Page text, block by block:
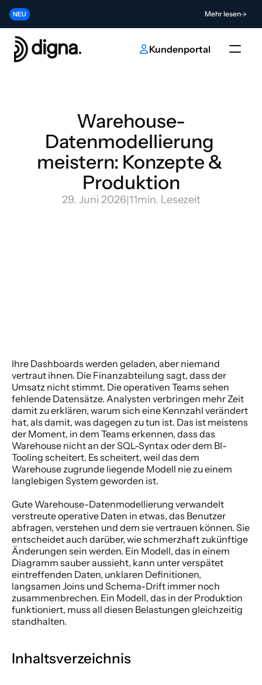
NEU Mehr lesen
Release 2026.06 - Data Observability direkt in Ihren Code bringen
NEUTragen Sie zur Zukunft der KI- und Dateninnovation bei
Kundenportal
Warehouse-
Datenmodellierung
meistern: Konzepte &
Produktion
29. Juni 2026|11min. Lesezeit
Ihre Dashboards werden geladen, aber niemand
vertraut ihnen. Die Finanzabteilung sagt, dass der
Umsatz nicht stimmt. Die operativen Teams sehen
fehlende Datensätze. Analysten verbringen mehr Zeit
damit zu erklären, warum sich eine Kennzahl verändert
hat, als damit, was dagegen zu tun ist. Das ist meistens
der Moment, in dem Teams erkennen, dass das
Warehouse nicht an der SQL-Syntax oder dem BI-
Tooling scheitert. Es scheitert, weil das dem
Warehouse zugrunde liegende Modell nie zu einem
langlebigen System geworden ist.
Gute Warehouse-Datenmodellierung verwandelt
verstreute operative Daten in etwas, das Benutzer
abfragen, verstehen und dem sie vertrauen können. Sie
entscheidet auch darüber, wie schmerzhaft zukünftige
Änderungen sein werden. Ein Modell, das in einem
Diagramm sauber aussieht, kann unter verspätet
eintreffenden Daten, unklaren Definitionen,
langsamen Joins und Schema-Drift immer noch
zusammenbrechen. Ein Modell, das in der Produktion
funktioniert, muss all diesen Belastungen gleichzeitig
standhalten.
Inhaltsverzeichnis